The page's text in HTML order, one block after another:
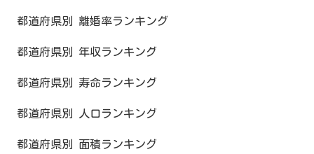
都道府県別 離婚率ランキング
都道府県別 年収ランキング
都道府県別 寿命ランキング
都道府県別 人口ランキング
都道府県別 面積ランキング